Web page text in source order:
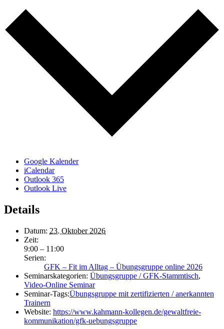
Google Kalender
iCalendar
Outlook 365
Outlook Live
Details
Datum: 23. Oktober 2026
Zeit:
9:00 – 11:00
Serien:
GFK – Fit im Alltag – Übungsgruppe online 2026
Seminarskategorien: Übungsgruppe / GFK-Stammtisch,
Video-Online Seminar
Seminar-Tags:Übungsgruppe mit zertifizierten / anerkannten
Trainern
Website: https://www.kahmann-kollegen.de/gewaltfreie-
kommunikation/gfk-uebungsgruppe